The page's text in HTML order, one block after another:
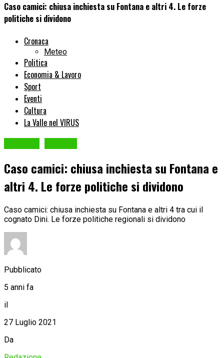
Caso camici: chiusa inchiesta su Fontana e altri 4. Le forze
politiche si dividono
Cronaca
Meteo
Politica
Economia & Lavoro
Sport
Eventi
Cultura
La Valle nel VIRUS
Caso camici: chiusa inchiesta su Fontana e
altri 4. Le forze politiche si dividono
Caso camici: chiusa inchiesta su Fontana e altri 4 tra cui il
cognato Dini. Le forze politiche regionali si dividono
Pubblicato
5 anni fa
il
27 Luglio 2021
Da